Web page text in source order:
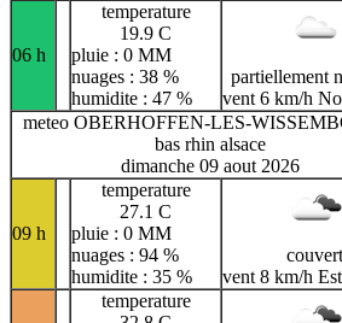
06 h
temperature
19.9 C
pluie : 0 MM
nuages : 38 %
humidite : 47 %
partiellement
vent 6 km/h
meteo OBERHOFFEN-LES-
bas rhin alsace
dimanche 09 aout 2026
09 h
temperature
27.1 C
pluie : 0 MM
nuages : 94 %
humidite : 35 %
couvert
vent 8 km/h Est
temperature